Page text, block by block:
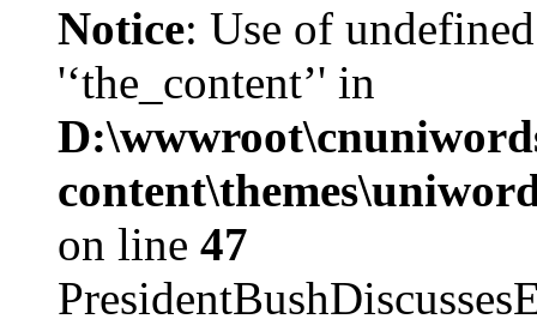
Notice: Use of
'‘the_content’' in
on line 47